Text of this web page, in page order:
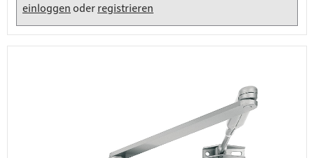
einloggenoderregistrieren